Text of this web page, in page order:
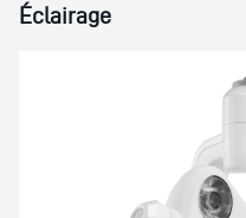
Éclairage